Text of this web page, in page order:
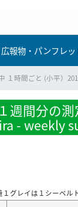
報物・パンフレッ
１時間ごと (小平）
週間分の測
- weekly
グレイは１シーベル